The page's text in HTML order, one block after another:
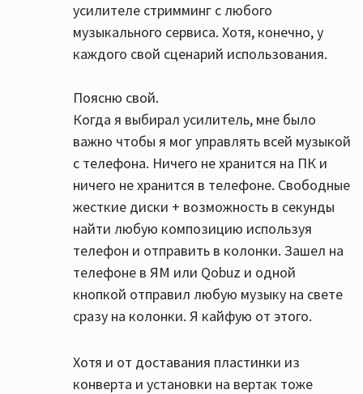
усилителе стримминг с любого
музыкального сервиса. Хотя, конечно, у
каждого свой сценарий использования.
Поясню свой.
Когда я выбирал усилитель, мне было
важно чтобы я мог управлять всей музыкой
с телефона. Ничего не хранится на ПК и
ничего не хранится в телефоне. Свободные
жесткие диски + возможность в секунды
найти любую композицию используя
телефон и отправить в колонки. Зашел на
телефоне в ЯМ или Qobuz и одной
кнопкой отправил любую музыку на свете
сразу на колонки. Я кайфую от этого.
Хотя и от доставания пластинки из
конверта и установки на вертак тоже